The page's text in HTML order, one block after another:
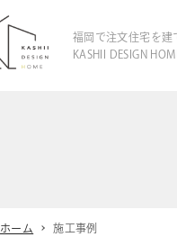
福岡で注文住宅を建
KASHII DESIGN
ホーム 施工事例